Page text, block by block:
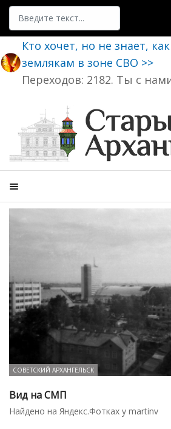
Поиск
Кто хочет, но не знает,
землякам в зоне СВО >>
Переходов: 2182. Ты с
СОВЕТСКИЙ АРХАНГЕЛЬСК
Вид на СМП
Найдено на Яндекс.Фотках у martinv